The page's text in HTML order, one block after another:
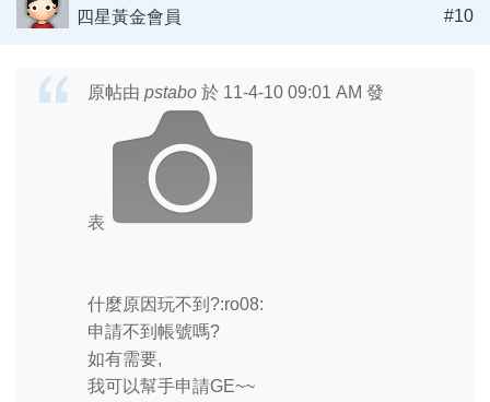
四星黃金會員
#10
原帖由 pstabo 於 11-4-10 09:01 AM 發
表
什麼原因玩不到?:ro08:
申請不到帳號嗎?
如有需要,
我可以幫手申請GE~~